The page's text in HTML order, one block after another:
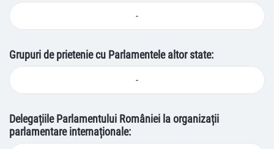
-
Grupuri de prietenie cu Parlamentele altor state:
-
Delegațiile Parlamentului României la organizații
parlamentare internaționale: